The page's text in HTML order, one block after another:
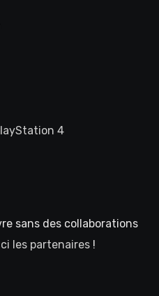
4
sans des collaborations
les partenaires !